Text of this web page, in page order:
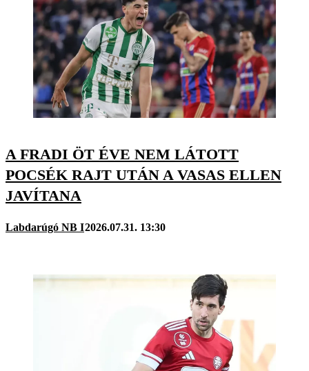
A FRADI ÖT ÉVE NEM LÁTOTT
POCSÉK RAJT UTÁN A VASAS ELLEN
JAVÍTANA
Labdarúgó NB I2026.07.31. 13:30